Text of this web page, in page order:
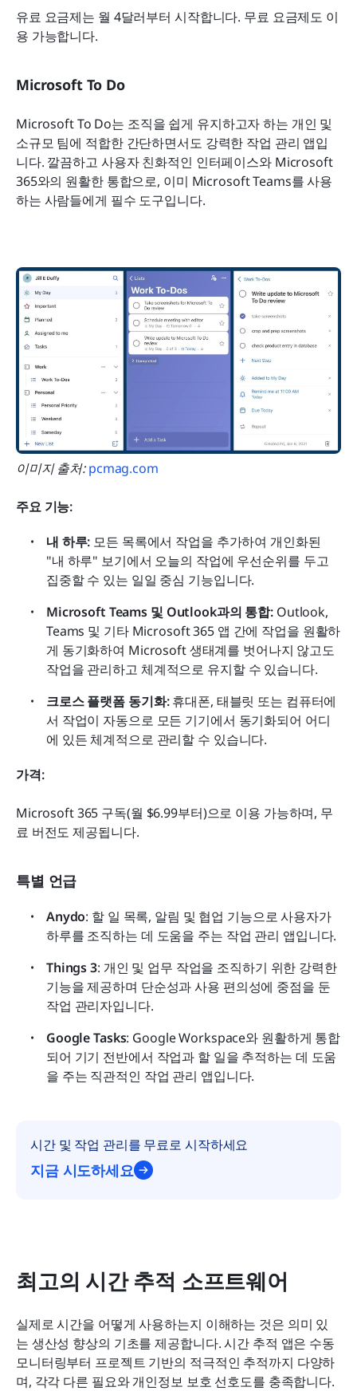
유료 요금제는 월 4달러부터 시작합니다. 무료 요금제도 이
용 가능합니다.
Microsoft To Do
Microsoft To Do는 조직을 쉽게 유지하고자 하는 개인 및
소규모 팀에 적합한 간단하면서도 강력한 작업 관리 앱입
니다. 깔끔하고 사용자 친화적인 인터페이스와 Microsoft
365와의 원활한 통합으로, 이미 Microsoft Teams를 사용
하는 사람들에게 필수 도구입니다.
이미지 출처: pcmag.com
주요 기능:
내 하루: 모든 목록에서 작업을 추가하여 개인화된
"내 하루" 보기에서 오늘의 작업에 우선순위를 두고
집중할 수 있는 일일 중심 기능입니다.
Microsoft Teams 및 Outlook과의 통합: Outlook,
Teams 및 기타 Microsoft 365 앱 간에 작업을 원활하
게 동기화하여 Microsoft 생태계를 벗어나지 않고도
작업을 관리하고 체계적으로 유지할 수 있습니다.
크로스 플랫폼 동기화: 휴대폰, 태블릿 또는 컴퓨터에
서 작업이 자동으로 모든 기기에서 동기화되어 어디
에 있든 체계적으로 관리할 수 있습니다.
가격:
Microsoft 365 구독(월 $6.99부터)으로 이용 가능하며, 무
료 버전도 제공됩니다.
특별 언급
Anydo: 할 일 목록, 알림 및 협업 기능으로 사용자가
하루를 조직하는 데 도움을 주는 작업 관리 앱입니다.
Things 3: 개인 및 업무 작업을 조직하기 위한 강력한
기능을 제공하며 단순성과 사용 편의성에 중점을 둔
작업 관리자입니다.
Google Tasks: Google Workspace와 원활하게 통합
되어 기기 전반에서 작업과 할 일을 추적하는 데 도움
을 주는 직관적인 작업 관리 앱입니다.
시간 및 작업 관리를 무료로 시작하세요
지금 시도하세요
최고의 시간 추적 소프트웨어
실제로 시간을 어떻게 사용하는지 이해하는 것은 의미 있
는 생산성 향상의 기초를 제공합니다. 시간 추적 앱은 수동
모니터링부터 프로젝트 기반의 적극적인 추적까지 다양하
며, 각각 다른 필요와 개인정보 보호 선호도를 충족합니다.